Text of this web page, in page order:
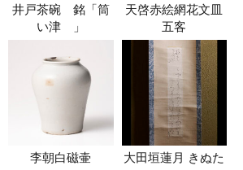
井戸茶碗 銘「筒
い津ゝ」
天啓赤絵網花文皿
五客
李朝白磁壷 大田垣蓮月 きぬた